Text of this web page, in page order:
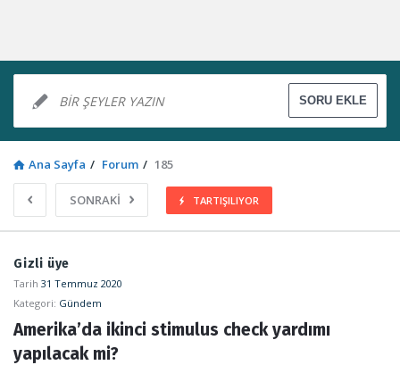
Ana Sayfa / Forum / 185
SONRAKİ TARTIŞILIYOR
Sosyal
Kaynak
Latest
Forum
Gizli üye
Tarih 31 Temmuz 2020
Kategori: Gündem
Amerika’da ikinci stimulus check yardımı
yapılacak mi?